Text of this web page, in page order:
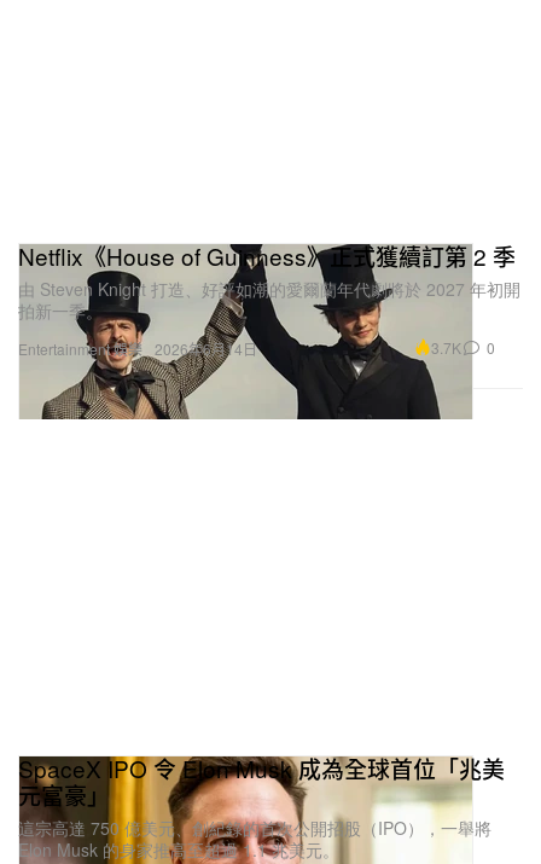
Entertainment 娛樂
Netflix《House of Guinness》正式獲續訂第 2 季
由 Steven Knight 打造、好評如潮的愛爾蘭年代劇將於 2027 年初開
拍新一季。
2026年6月14日 3.7K 0
SpaceX IPO 令 Elon Musk 成為全球首位「兆美
元富豪」
這宗高達 750 億美元、創紀錄的首次公開招股（IPO），一舉將
Elon Musk 的身家推高至超過 1.1 兆美元。